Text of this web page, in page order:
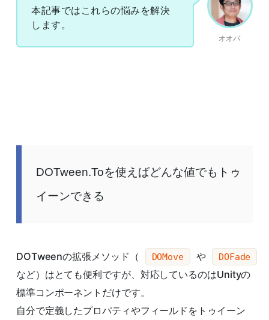
オオバ
本記事ではこれらの悩みを解決
します。
DOTween.Toを使えばどんな値でもトゥ
イーンできる
DOTweenの拡張メソッド（ DOMove や DOFade
など）はとても便利ですが、対応しているのはUnityの
標準コンポーネントだけです。
自分で定義したプロパティやフィールドをトゥイーン